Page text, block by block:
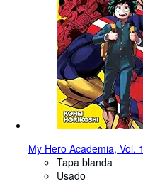
My Hero Academia, Vol. 1
Tapa blanda
Usado